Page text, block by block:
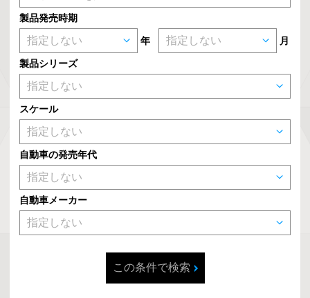
製品発売時期
年 月
製品シリーズ
スケール
自動車の発売年代
自動車メーカー
この条件で検索